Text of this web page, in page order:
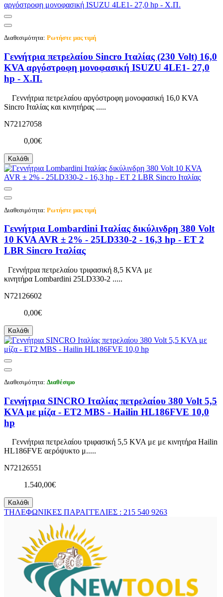
Διαθεσιμότητα: Ρωτήστε μας τιμή
Γεννήτρια πετρελαίου Sincro Ιταλίας (230 Volt) 16,0
KVA αργόστροφη μονοφασική ISUZU 4LE1- 27,0
hp - Χ.Π.
Γεννήτρια πετρελαίου αργόστροφη μονοφασική 16,0 KVA
Sincro Ιταλίας και κινητήρας .....
N72127058
0,00€
Καλάθι
Διαθεσιμότητα: Ρωτήστε μας τιμή
Γεννήτρια Lombardini Ιταλίας δικύλινδρη 380 Volt
10 KVA AVR ± 2% - 25LD330-2 - 16,3 hp - ET 2
LBR Sincro Ιταλίας
Γεννήτρια πετρελαίου τριφασική 8,5 KVA με
κινητήρα Lombardini 25LD330-2 .....
N72126602
0,00€
Καλάθι
Διαθεσιμότητα: Διαθέσιμο
Γεννήτρια SINCRO Ιταλίας πετρελαίου 380 Volt 5,5
KVA με μίζα - ET2 MBS - Hailin HL186FVE 10,0
hp
Γεννήτρια πετρελαίου τριφασική 5,5 KVA με με κινητήρα Hailin
HL186FVE αερόψυκτο μ.....
N72126551
1.540,00€
Καλάθι
ΤΗΛΕΦΩΝΙΚΕΣ ΠΑΡΑΓΓΕΛΙΕΣ : 215 540 9263